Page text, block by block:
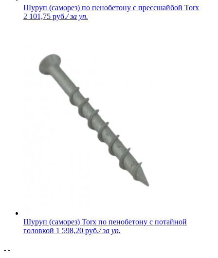
Шуруп (саморез) по пенобетону с прессшайбой Torx
2 101,75 руб./ за уп.
Шуруп (саморез) Torx по пенобетону с потайной
головкой 1 598,20 руб./ за уп.